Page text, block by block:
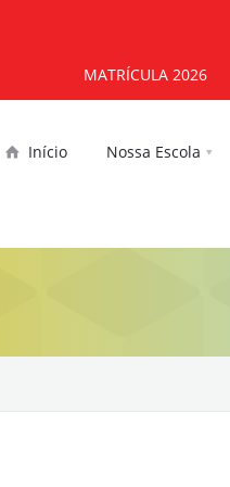
MATRÍCULA 2026
Início Nossa Escola